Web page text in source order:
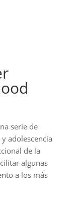
serie de
adolescencia
de la
algunas
a los más